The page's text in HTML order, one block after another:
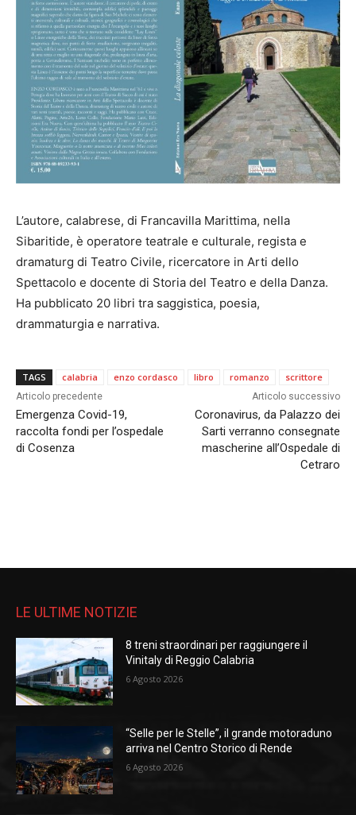
L’autore, calabrese, di Francavilla Marittima, nella
Sibaritide, è operatore teatrale e culturale, regista e
dramaturg di Teatro Civile, ricercatore in Arti dello
Spettacolo e docente di Storia del Teatro e della Danza.
Ha pubblicato 20 libri tra saggistica, poesia,
drammaturgia e narrativa.
TAGS calabria enzo cordasco libro romanzo scrittore
Articolo precedente
Emergenza Covid-19,
raccolta fondi per l’ospedale
di Cosenza
Articolo successivo
Coronavirus, da Palazzo dei
Sarti verranno consegnate
mascherine all’Ospedale di
Cetraro
LE ULTIME NOTIZIE
8 treni straordinari per raggiungere il
Vinitaly di Reggio Calabria
6 Agosto 2026
“Selle per le Stelle”, il grande motoraduno
arriva nel Centro Storico di Rende
6 Agosto 2026